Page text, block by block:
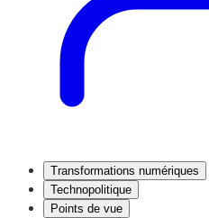
Transformations numériques
Technopolitique
Points de vue